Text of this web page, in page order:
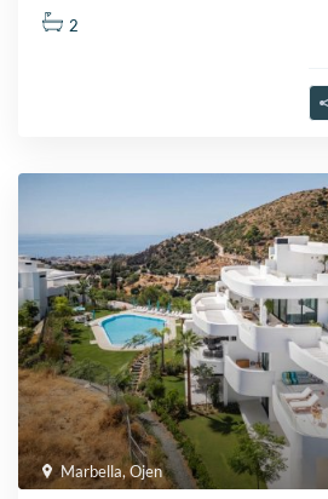
2
Marbella,Ojen